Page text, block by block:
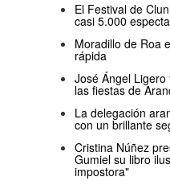
El Festival de
casi 5.000
Moradillo de Roa
rápida
José Ángel
las fiestas de
La delegación
con un brillante
Cristina Núñez
Gumiel su libro
impostora"